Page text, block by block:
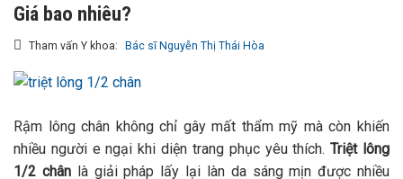
Giá bao nhiêu?
Tham vấn Y khoa: Bác sĩ Nguyễn Thị Thái Hòa
Rậm lông chân không chỉ gây mất thẩm mỹ mà còn khiến
nhiều người e ngại khi diện trang phục yêu thích.Triệt lông
1/2 chânlà giải pháp lấy lại làn da sáng mịn được nhiều